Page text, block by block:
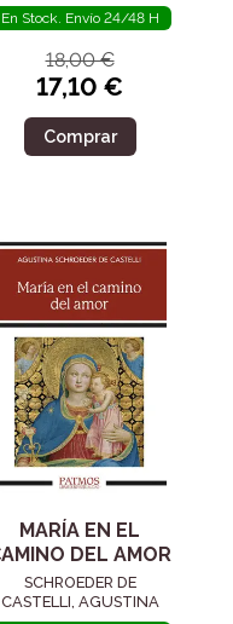
En Stock. Envío 24/48 H
18,00 €
17,10 €
Comprar
MARÍA EN EL
DEL AMOR
SCHROEDER DE
CASTELLI, AGUSTINA